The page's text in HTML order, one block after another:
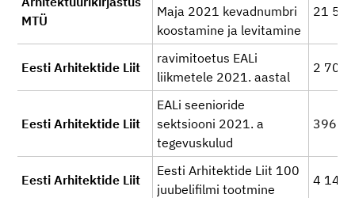
MTÜ
Maja 2021 kevadnumbri
koostamine ja levitamine
21 500
Eesti Arhitektide Liit
ravimitoetus EALi
liikmetele 2021. aastal
2 700
Eesti Arhitektide Liit
EALi seenioride
sektsiooni 2021. a
tegevuskulud
396
Eesti Arhitektide Liit
Eesti Arhitektide Liit 100
juubelifilmi tootmine
4 146